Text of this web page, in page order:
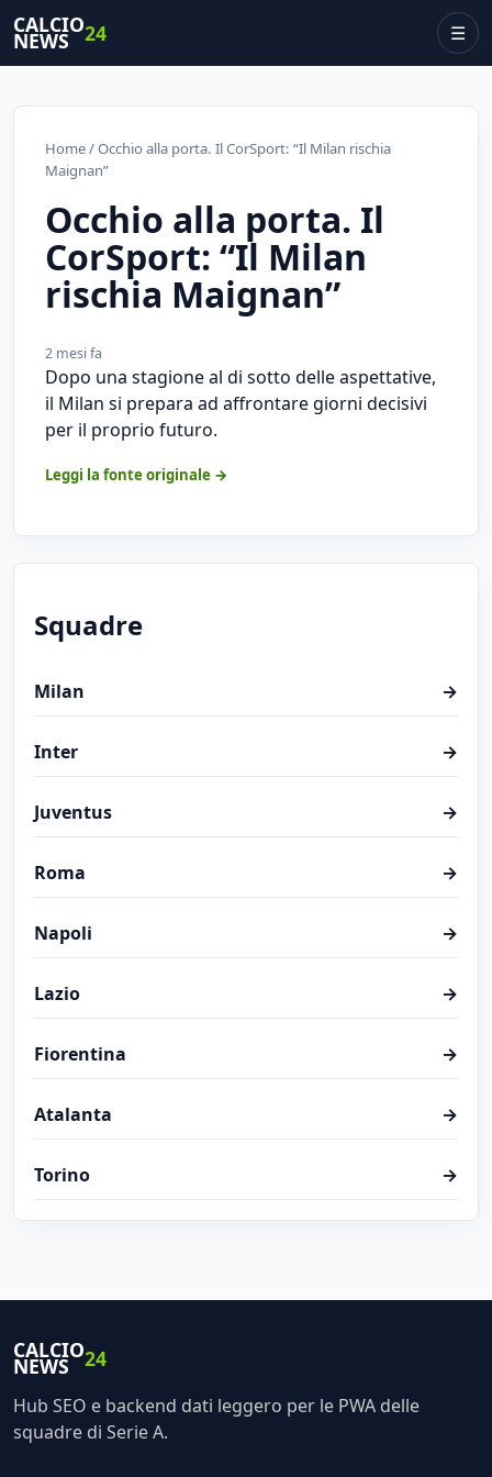
CALCIO
NEWS 24 ☰
Home/ Occhio alla porta. Il CorSport: “Il Milan rischia
Maignan”
Occhio alla porta. Il
CorSport: “Il Milan
rischia Maignan”
2 mesi fa
Dopo una stagione al di sotto delle aspettative,
il Milan si prepara ad affrontare giorni decisivi
per il proprio futuro.
Leggi la fonte originale →
Squadre
Milan →
Inter →
Juventus →
Roma →
Napoli →
Lazio →
Fiorentina →
Atalanta →
Torino →
CALCIO
NEWS 24
Hub SEO e backend dati leggero per le PWA delle
squadre di Serie A.